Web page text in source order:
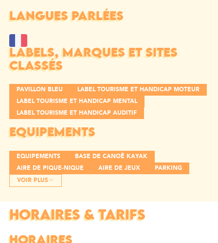
LANGUES PARLÉES
LABELS, MARQUES ET SITES
CLASSÉS
PAVILLON BLEU
LABEL TOURISME ET HANDICAP MOTEUR
LABEL TOURISME ET HANDICAP MENTAL
LABEL TOURISME ET HANDICAP AUDITIF
EQUIPEMENTS
EQUIPEMENTS
BASE DE CANOË KAYAK
AIRE DE PIQUE-NIQUE
AIRE DE JEUX
PARKING
VOIR PLUS
HORAIRES & TARIFS